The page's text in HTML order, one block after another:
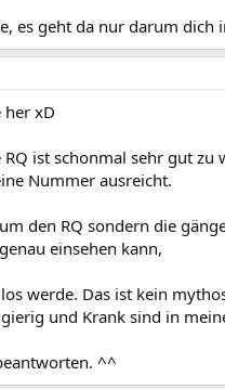
es geht da nur darum dich
her xD
ist schonmal sehr gut zu
Nummer ausreicht.
den RQ sondern die
einsehen kann,
werde. Das ist kein
und Krank sind in
^^